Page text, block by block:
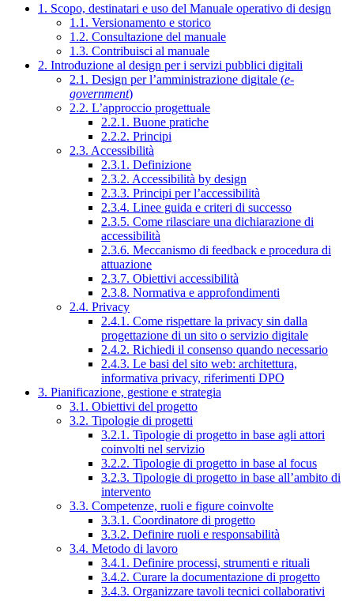
1. Scopo, destinatari e uso del Manuale operativo di design
1.1. Versionamento e storico
1.2. Consultazione del manuale
1.3. Contribuisci al manuale
2. Introduzione al design per i servizi pubblici digitali
2.1. Design per l’amministrazione digitale (e-
government)
2.2. L’approccio progettuale
2.2.1. Buone pratiche
2.2.2. Principi
2.3. Accessibilità
2.3.1. Definizione
2.3.2. Accessibilità by design
2.3.3. Principi per l’accessibilità
2.3.4. Linee guida e criteri di successo
2.3.5. Come rilasciare una dichiarazione di
accessibilità
2.3.6. Meccanismo di feedback e procedura di
attuazione
2.3.7. Obiettivi accessibilità
2.3.8. Normativa e approfondimenti
2.4. Privacy
2.4.1. Come rispettare la privacy sin dalla
progettazione di un sito o servizio digitale
2.4.2. Richiedi il consenso quando necessario
2.4.3. Le basi del sito web: architettura,
informativa privacy, riferimenti DPO
3. Pianificazione, gestione e strategia
3.1. Obiettivi del progetto
3.2. Tipologie di progetti
3.2.1. Tipologie di progetto in base agli attori
coinvolti nel servizio
3.2.2. Tipologie di progetto in base al focus
3.2.3. Tipologie di progetto in base all’ambito di
intervento
3.3. Competenze, ruoli e figure coinvolte
3.3.1. Coordinatore di progetto
3.3.2. Definire ruoli e responsabilità
3.4. Metodo di lavoro
3.4.1. Definire processi, strumenti e rituali
3.4.2. Curare la documentazione di progetto
3.4.3. Organizzare tavoli tecnici collaborativi